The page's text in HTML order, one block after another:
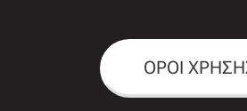
ΟΡΟΙ